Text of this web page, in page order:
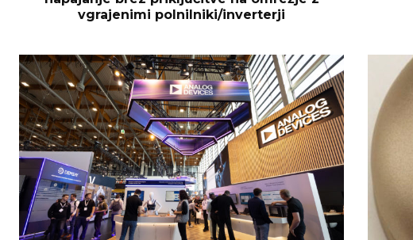
vgrajenimi polnilniki/inverterji